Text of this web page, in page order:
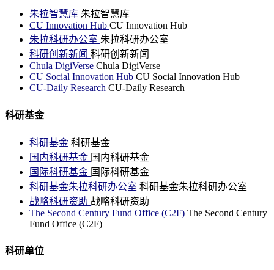
朱拉智慧库 朱拉智慧库
CU Innovation Hub CU Innovation Hub
朱拉科研办公室 朱拉科研办公室
科研创新新闻 科研创新新闻
Chula DigiVerse Chula DigiVerse
CU Social Innovation Hub CU Social Innovation Hub
CU-Daily Research CU-Daily Research
科研基金
科研基金 科研基金
国内科研基金 国内科研基金
国际科研基金 国际科研基金
科研基金朱拉科研办公室 科研基金朱拉科研办公室
战略科研资助 战略科研资助
The Second Century Fund Office (C2F) The Second Century
Fund Office (C2F)
科研单位